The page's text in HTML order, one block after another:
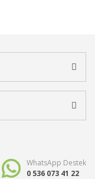
WhatsApp Destek
0 536 073 41 22